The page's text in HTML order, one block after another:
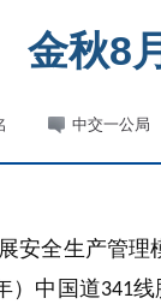
金秋8
中交一公局
安全生产管理
）中国道341线